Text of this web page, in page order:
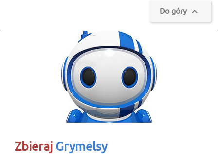
Do góry 
Zbieraj Grymelsy